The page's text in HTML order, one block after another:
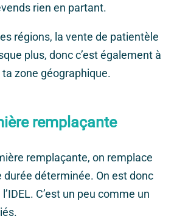
rien en partant.
régions, la vente de patientèle
plus, donc c’est également à
zone géographique.
remplaçante
remplaçante, on remplace
durée déterminée. On est donc
C’est un peu comme un